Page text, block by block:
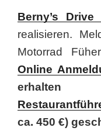
Berny’s Drive
realisieren.
Motorrad
Online
erhalten
ca. 450 €)